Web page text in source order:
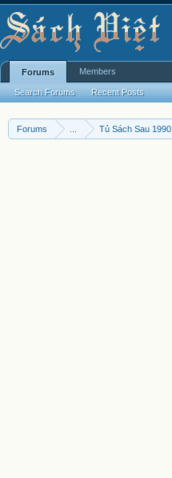
Forums Tủ Sách Sau 1990
Forums
Search Forums Recent Posts
Members